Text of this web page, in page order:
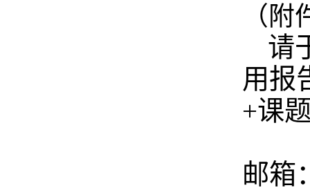
（附
请
用报
+课
邮箱